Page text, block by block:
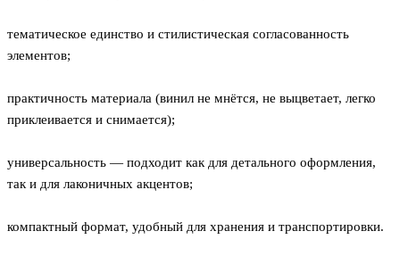
тематическое единство и стилистическая согласованность
элементов;
практичность материала (винил не мнётся, не выцветает, легко
приклеивается и снимается);
универсальность — подходит как для детального оформления,
так и для лаконичных акцентов;
компактный формат, удобный для хранения и транспортировки.